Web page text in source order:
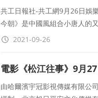
共工日報社-共工網9月26日娛
今朝》是中國風組合小唐人的
2021-09-26
電影《松江往事》9月
由哈爾濱宇冠影視傳媒有限公